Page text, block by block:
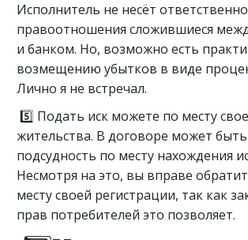
Исполнитель не несёт
правоотношения сложившиеся
и банком. Но, возможно есть
возмещению убытков в виде
Лично я не встречал.
5️⃣ Подать иск можете по месту
жительства. В договоре может
подсудность по месту нахождения
Несмотря на это, вы вправе
месту своей регистрации, так как
прав потребителей это позволяет.